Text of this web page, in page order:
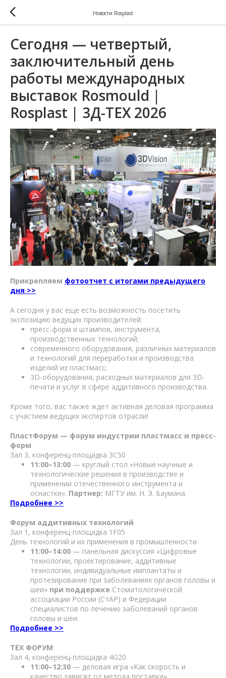
Новости Rosplast
Сегодня — четвертый,
заключительный день
работы международных
выставок Rosmould |
Rosplast | 3Д-ТЕХ 2026
Прикрепляем фотоотчет с итогами предыдущего
дня >>
А сегодня у вас еще есть возможность посетить
экспозицию ведущих производителей:
пресс-форм и штампов, инструмента,
производственных технологий;
современного оборудования, различных материалов
и технологий для переработки и производства
изделий из пластмасс;
3D-оборудования, расходных материалов для 3D-
печати и услуг в сфере аддитивного производства.
Кроме того, вас также ждет активная деловая программа
с участием ведущих экспертов отрасли!
ПластФорум — форум индустрии пластмасс и пресс-
форм
Зал 3, конференц-площадка 3С50
11:00–13:00 — круглый стол «Новые научные и
технологические решения в производстве и
применении отечественного инструмента и
оснастки». Партнер: МГТУ им. Н. Э. Баумана.
Подробнее >>
Форум аддитивных технологий
Зал 1, конференц-площадка 1F05
День технологий и их применения в промышленности
11:00–14:00 — панельная дискуссия «Цифровые
технологии, проектирование, аддитивные
технологии, индивидуальные имплантаты и
протезирование при заболеваниях органов головы и
шеи» при поддержке Стоматологической
ассоциации России (СтАР) и Федерации
специалистов по лечению заболеваний органов
головы и шеи.
Подробнее >>
ТЕХ ФОРУМ
Зал 4, конференц-площадка 4G20
11:00–12:30 — деловая игра «Как скорость и